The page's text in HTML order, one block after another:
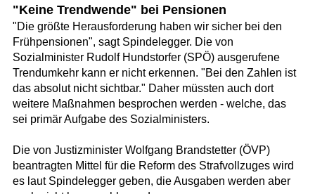
"Keine Trendwende" bei Pensionen
"Die größte Herausforderung haben wir sicher bei den
Frühpensionen", sagt Spindelegger. Die von
Sozialminister Rudolf Hundstorfer (SPÖ) ausgerufene
Trendumkehr kann er nicht erkennen. "Bei den Zahlen ist
das absolut nicht sichtbar." Daher müssten auch dort
weitere Maßnahmen besprochen werden - welche, das
sei primär Aufgabe des Sozialministers.
Die von Justizminister Wolfgang Brandstetter (ÖVP)
beantragten Mittel für die Reform des Strafvollzuges wird
es laut Spindelegger geben, die Ausgaben werden aber